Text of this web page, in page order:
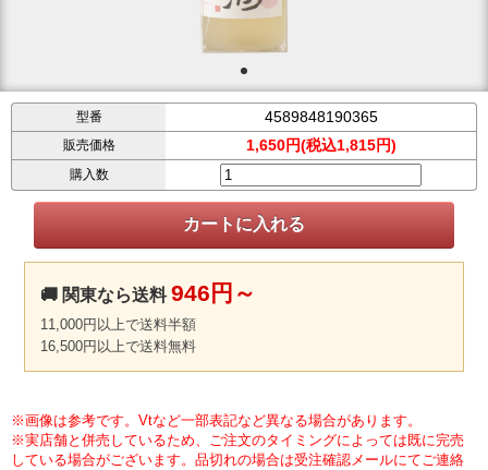
型番 4589848190365
販売価格 1,650円(税込1,815円)
購入数
🚚 関東なら送料946円～
11,000円以上で送料半額
16,500円以上で送料無料
※画像は参考です。Vtなど一部表記など異なる場合があります。
※実店舗と併売しているため、ご注文のタイミングによっては既に完売
している場合がございます。品切れの場合は受注確認メールにてご連絡